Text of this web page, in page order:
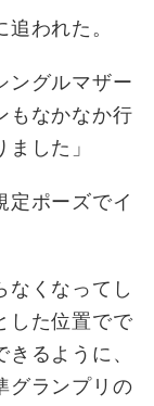
われた。
ングルマザー
もなかなか行
した」
定ポーズでイ
なくなってし
した位置でで
るように、
グランプリの